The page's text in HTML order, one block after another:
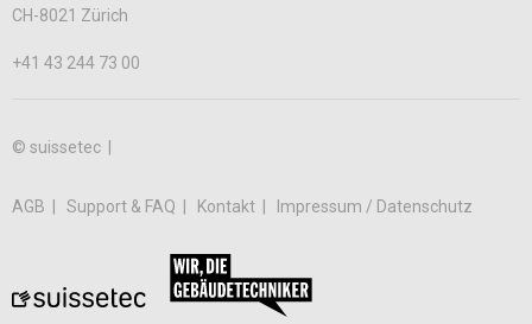
CH-8021 Zürich
+41 43 244 73 00
© suissetec |
AGB Support & FAQ Kontakt Impressum / Datenschutz